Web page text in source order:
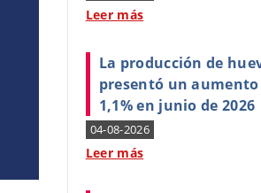
Leer más
La producción de
presentó un
1,1% en junio de 2026
04-08-2026
Leer más